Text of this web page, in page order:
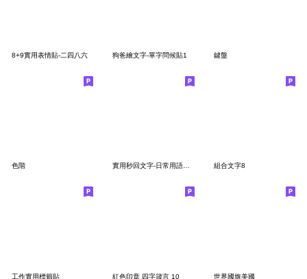
8+9實用表情貼-二四八六 狗爸繪文字-單字問候貼1 鍵盤
色階 實用秒回文字-日常用語對話文青朱紅筆系列3 組合文字8
工作實用標籤貼 紅色印章 四字箴言 10 世界國旗美國